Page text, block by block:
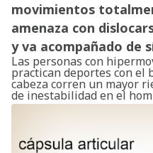
movimientos
amenaza con
y va acompañado de
Las personas con
practican deportes con el
cabeza corren un mayor
de inestabilidad en el